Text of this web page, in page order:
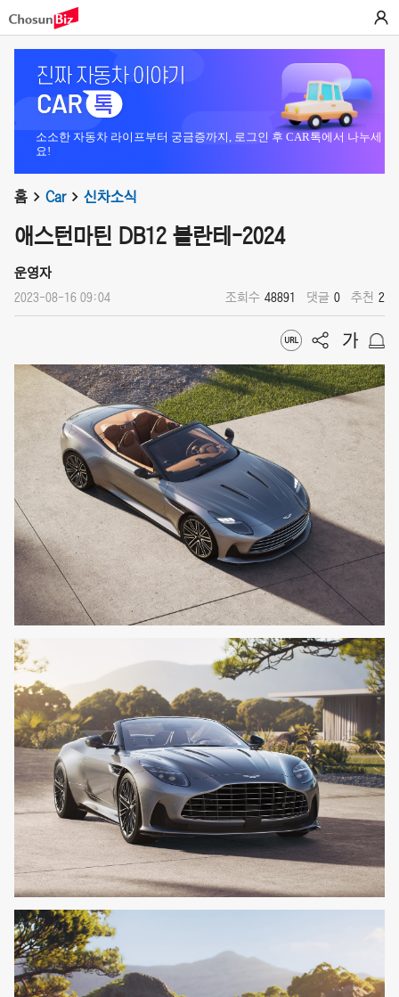
소소한 자동차 라이프부터 궁금증까지, 로그인 후 CAR톡에서 나누세
요!
홈 Car 신차소식
애스턴마틴 DB12 볼란테-2024
운영자
2023-08-16 09:04 조회수 48891 댓글 0 추천 2